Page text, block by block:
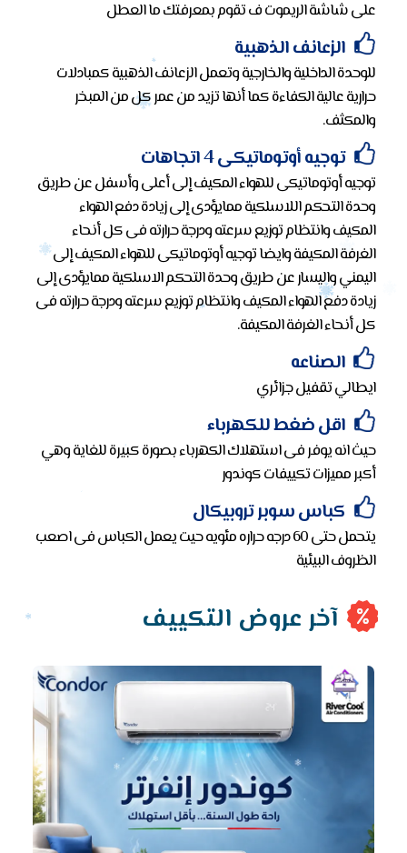
على شاشة الريموت ف تقوم بمعرفتك ما العطل
الزعانف الذهبية
للوحدة الداخلية والخارجية وتعمل الزعانف الذهبية كمبادلات
حرارية عالية الكفاءة كما أنها تزيد من عمر كل من المبخر
والمكثف.
توجيه أوتوماتيكى 4 اتجاهات
توجيه أوتوماتيكى للهواء المكيف إلى أعلى وأسفل عن طريق
وحدة التحكم اللاسلكية ممايؤدى إلى زيادة دفع الهواء
المكيف وانتظام توزيع سرعته ودرجة حرارته فى كل أنحاء
الغرفة المكيفة وايضا توجيه أوتوماتيكى للهواء المكيف إلى
اليمني واليسار عن طريق وحدة التحكم الاسلكية ممايؤدى إلى
زيادة دفع الهواء المكيف وانتظام توزيع سرعته ودرجة حرارته فى
كل أنحاء الغرفة المكيفة.
الصناعه
ايطالي تقفيل جزائري
اقل ضغط للكهرباء
حيث انه يوفر فى استهلاك الكهرباء بصورة كبيرة للغاية وهي
أكبر مميزات تكييفات كوندور
كباس سوبر تروبيكال
يتحمل حتى 60 درجه حراره مئويه حيت يعمل الكباس فى اصعب
الظروف البيئية
آخر عروض التكييف